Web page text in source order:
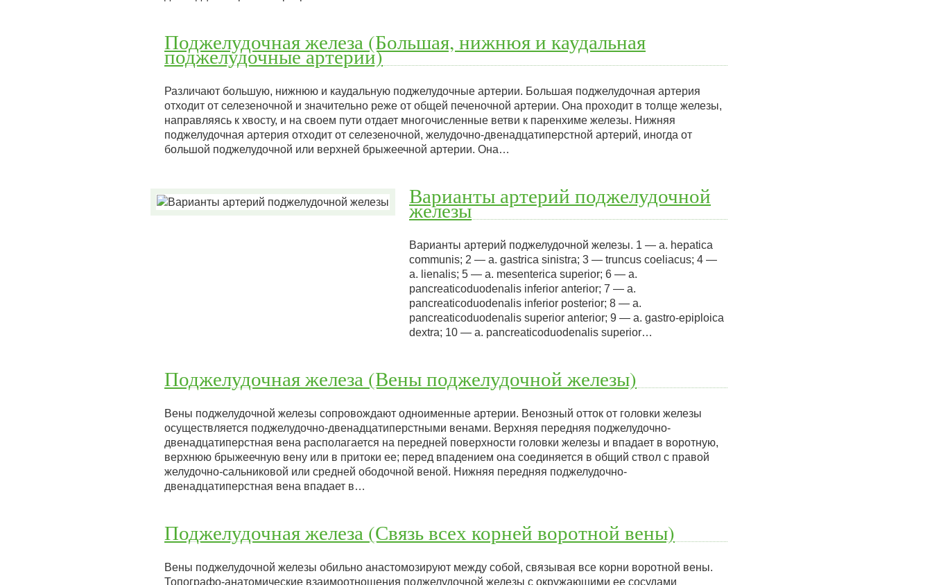
Поджелудочная железа (Большая, нижнюя и каудальная
поджелудочные артерии)
Различают большую, нижнюю и каудальную поджелудочные артерии. Большая поджелудочная артерия
отходит от селезеночной и значительно реже от общей печеночной артерии. Она проходит в толще железы,
направляясь к хвосту, и на своем пути отдает многочисленные ветви к паренхиме железы. Нижняя
поджелудочная артерия отходит от селезеночной, желудочно-двенадцатиперстной артерий, иногда от
большой поджелудочной или верхней брыжеечной артерии. Она…
Варианты артерий поджелудочной
железы
Варианты артерий поджелудочной железы. 1 — a. hepatica
communis; 2 — a. gastrica sinistra; 3 — truncus coeliacus; 4 —
a. lienalis; 5 — a. mesenterica superior; 6 — a.
pancreaticoduodenalis inferior anterior; 7 — a.
pancreaticoduodenalis inferior posterior; 8 — a.
pancreaticoduodenalis superior anterior; 9 — a. gastro-epiploica
dextra; 10 — a. pancreaticoduodenalis superior…
Поджелудочная железа (Вены поджелудочной железы)
Вены поджелудочной железы сопровождают одноименные артерии. Венозный отток от головки железы
осуществляется поджелудочно-двенадцатиперстными венами. Верхняя передняя поджелудочно-
двенадцатиперстная вена располагается на передней поверхности головки железы и впадает в воротную,
верхнюю брыжеечную вену или в притоки ее; перед впадением она соединяется в общий ствол с правой
желудочно-сальниковой или средней ободочной веной. Нижняя передняя поджелудочно-
двенадцатиперстная вена впадает в…
Поджелудочная железа (Связь всех корней воротной вены)
Вены поджелудочной железы обильно анастомозируют между собой, связывая все корни воротной вены.
Топографо-анатомические взаимоотношения поджелудочной железы с окружающими ее сосудами